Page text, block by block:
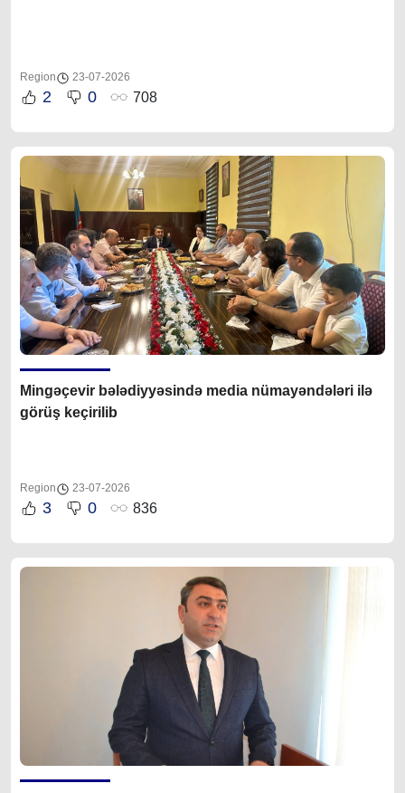
Region 23-07-2026
2 0 708
Mingəçevir bələdiyyəsində media nümayəndələri ilə
görüş keçirilib
Region 23-07-2026
3 0 836